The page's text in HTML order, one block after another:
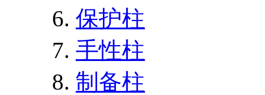
保护柱
手性柱
制备柱